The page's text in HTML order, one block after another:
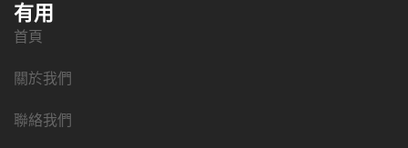
有用
首頁
關於我們
聯絡我們